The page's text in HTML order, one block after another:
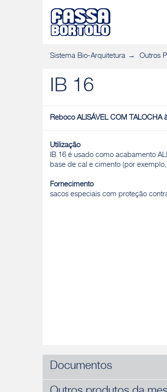
Sistema Bio-Arquitetura Outros
IB 16
Reboco ALISÁVEL COM TALOCHA
Utilização
IB 16 é usado como acabamento
base de cal e cimento (por
Fornecimento
sacos especiais com proteção
Documentos